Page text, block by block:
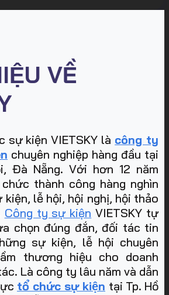
VỀ
sự kiện VIETSKY là công ty
chuyên nghiệp hàng đầu tại
Đà Nẵng. Với hơn 12 năm
thành công hàng nghìn
lễ hội, hội nghị, hội thảo
Công ty sự kiện VIETSKY tự
chọn đúng đắn, đối tác tin
sự kiện, lễ hội chuyên
thương hiệu cho doanh
Là công ty lâu năm và dẫn
tổ chức sự kiện tại Tp. Hồ